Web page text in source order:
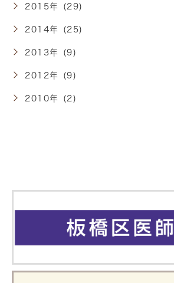
2015年 (29)
2014年 (25)
2013年 (9)
2012年 (9)
2010年 (2)